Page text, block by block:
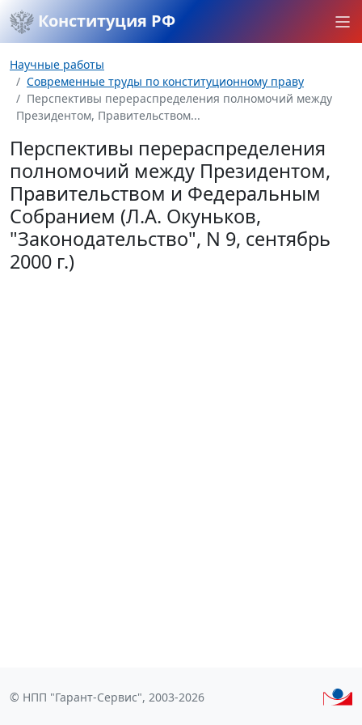
Конституция РФ
Научные работы
Современные труды по конституционному праву
Перспективы перераспределения полномочий между
Президентом, Правительством...
Перспективы перераспределения
полномочий между Президентом,
Правительством и Федеральным
Собранием (Л.А. Окуньков,
"Законодательство", N 9, сентябрь
2000 г.)
© НПП "Гарант-Сервис", 2003-2026